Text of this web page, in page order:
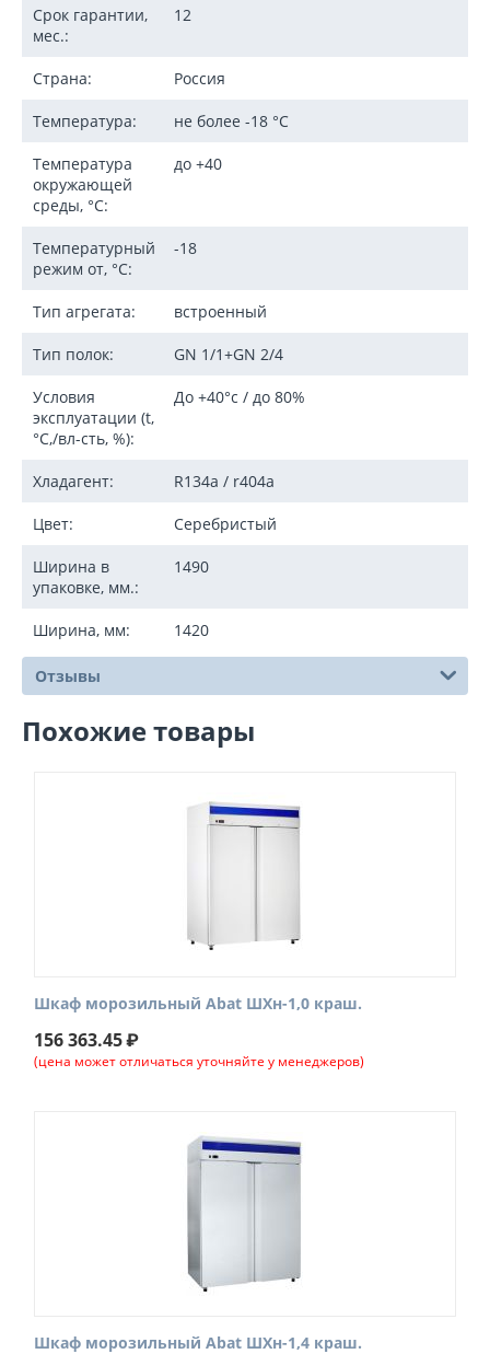
Срок гарантии,
мес.:
12
Страна: Россия
Температура: не более -18 °C
Температура
окружающей
среды, °C:
до +40
Температурный
режим от, °C:
-18
Тип агрегата: встроенный
Тип полок: GN 1/1+GN 2/4
Условия
эксплуатации (t,
°C,/вл-сть, %):
До +40°c / до 80%
Хладагент: R134a / r404a
Цвет: Серебристый
Ширина в
упаковке, мм.:
1490
Ширина, мм: 1420
Отзывы
Похожие товары
Шкаф морозильный Abat ШХн-1,0 краш.
156 363.45₽
(цена может отличаться уточняйте у менеджеров)
Шкаф морозильный Abat ШХн-1,4 краш.